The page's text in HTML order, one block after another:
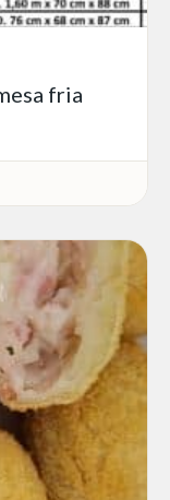
fria